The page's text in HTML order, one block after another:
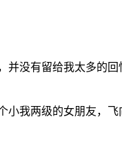
没有留给我太多的
我两级的女朋友，